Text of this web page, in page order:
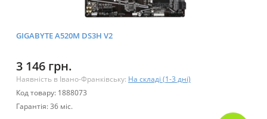
GIGABYTE A520M DS3H V2
3 146 грн.
Наявність в Івано-Франківську: На складі (1-3 дні)
Код товару: 1888073
Гарантія: 36 міс.